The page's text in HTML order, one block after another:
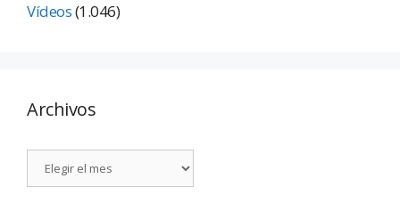
Vídeos(1.046)
Archivos